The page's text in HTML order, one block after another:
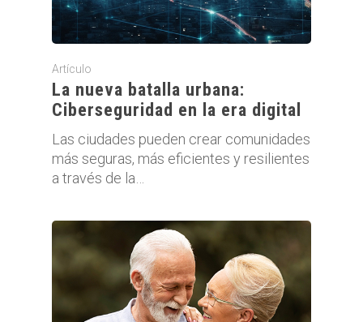
Artículo
La nueva batalla urbana:
Ciberseguridad en la era digital
Las ciudades pueden crear comunidades
más seguras, más eficientes y resilientes
a través de la…